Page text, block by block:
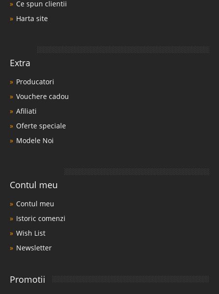
Ce spun clientii
Harta site
Extra
Producatori
Vouchere cadou
Afiliati
Oferte speciale
Modele Noi
Contul meu
Contul meu
Istoric comenzi
Wish List
Newsletter
Promotii